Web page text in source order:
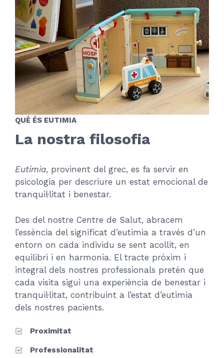
QUÈ ÉS EUTIMIA
La nostra filosofia
Eutimia, provinent del grec, es fa servir en
psicologia per descriure un estat emocional de
tranquil·litat i benestar.
Des del nostre Centre de Salut, abracem
l’essència del significat d’eutimia a través d’un
entorn on cada individu se sent acollit, en
equilibri i en harmonia. El tracte pròxim i
integral dels nostres professionals pretén que
cada visita sigui una experiència de benestar i
tranquil·litat, contribuint a l’estat d’eutimia
dels nostres pacients.
Proximitat
Professionalitat